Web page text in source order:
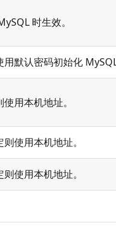
时生效。
默认密码初始化
用本机地址。
使用本机地址。
使用本机地址。